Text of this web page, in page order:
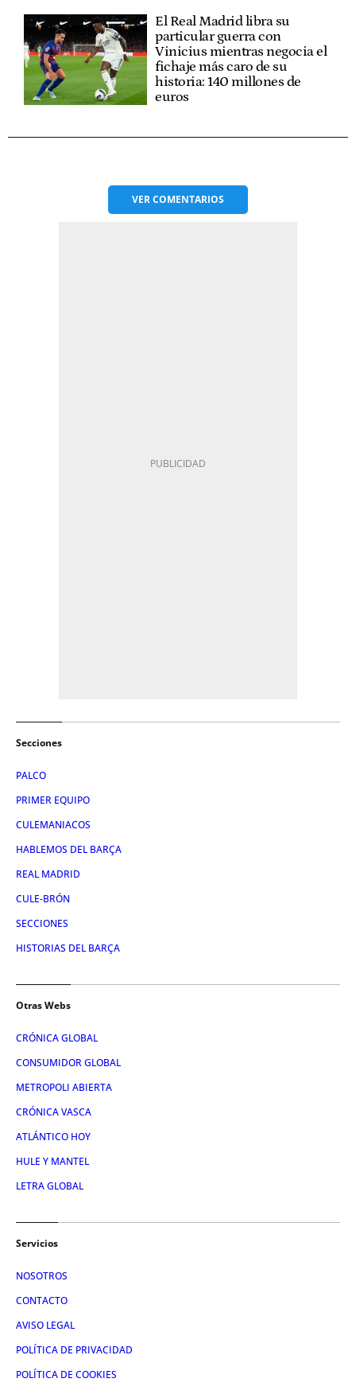
El Real Madrid libra su
particular guerra con
Vinicius mientras negocia el
fichaje más caro de su
historia: 140 millones de
euros
VERCOMENTARIOS
Secciones
PALCO
PRIMER EQUIPO
CULEMANIACOS
HABLEMOS DEL BARÇA
REAL MADRID
CULE-BRÓN
SECCIONES
HISTORIAS DEL BARÇA
Otras Webs
CRÓNICA GLOBAL
CONSUMIDOR GLOBAL
METROPOLI ABIERTA
CRÓNICA VASCA
ATLÁNTICO HOY
HULE Y MANTEL
LETRA GLOBAL
Servicios
NOSOTROS
CONTACTO
AVISO LEGAL
POLÍTICA DE PRIVACIDAD
POLÍTICA DE COOKIES